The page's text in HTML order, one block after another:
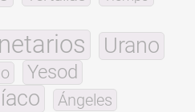
Urano
Yesod
Ángeles